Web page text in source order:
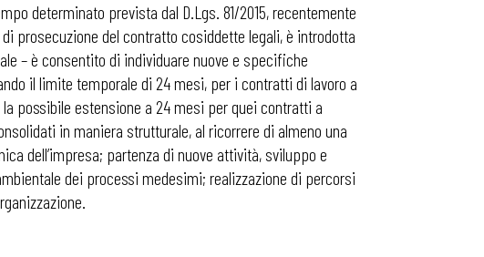
determinato prevista dal D.Lgs. 81/2015, recentemente
prosecuzione del contratto cosiddette legali, è introdotta
– è consentito di individuare nuove e specifiche
il limite temporale di 24 mesi, per i contratti di lavoro a
possibile estensione a 24 mesi per quei contratti a
in maniera strutturale, al ricorrere di almeno una
dell’impresa; partenza di nuove attività, sviluppo e
dei processi medesimi; realizzazione di percorsi